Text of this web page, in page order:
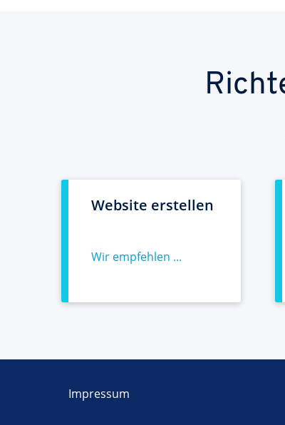
Website erstellen
Wir empfehlen ...
Impressum